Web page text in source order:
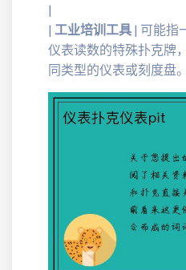
|
| 工业培训工具 | 可能指
仪表读数的特殊扑克牌
同类型的仪表或刻度盘。